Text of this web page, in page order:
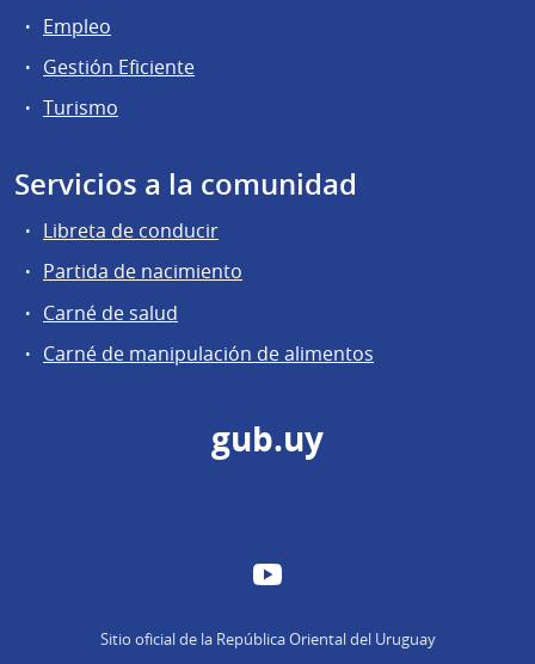
Empleo
Gestión Eficiente
Turismo
Servicios a la comunidad
Libreta de conducir
Partida de nacimiento
Carné de salud
Carné de manipulación de alimentos
gub.uy
YouTube
Sitio oficial de la República Oriental del Uruguay